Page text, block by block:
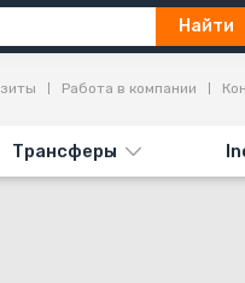
Найти
Трансферы
Работа в компании